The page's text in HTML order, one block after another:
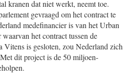
kranen dat niet werkt, neemt toe.
gevraagd om het contract te
medefinancier is van het Urban
het contract tussen de
Vitens is gesloten, zou Nederland zich
dit project is de 50 miljoen-